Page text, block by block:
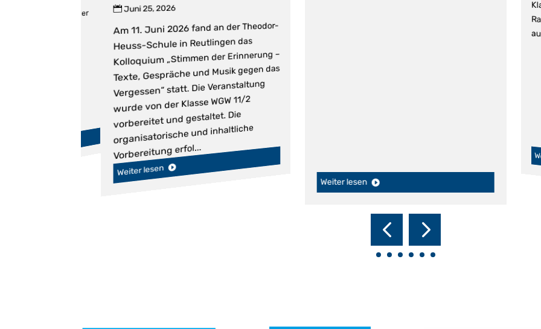
Ab dem Ende der Juni 25, 2026
Am 11. Juni 2026 fand an der Theodor-
Heuss-Schule in Reutlingen das
Kolloquium „Stimmen der Erinnerung –
Texte, Gespräche und Musik gegen das
Vergessen“ statt. Die Veranstaltung
wurde von der Klasse WGW 11/2
vorbereitet und gestaltet. Die
organisatorische und inhaltliche
Vorbereitung erfol...
Weiter lesen
Weiter lesen